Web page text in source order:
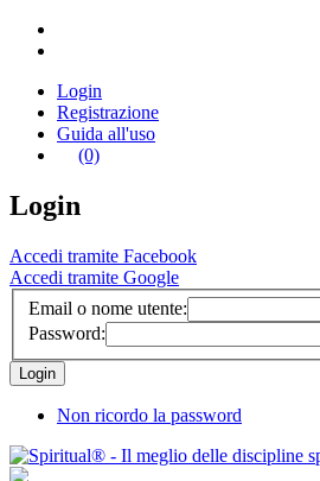
Login
Registrazione
Guida all'uso
(0)
Login
Accedi tramite Facebook
Accedi tramite Google
Email o nome utente:
Password:
Non ricordo la password